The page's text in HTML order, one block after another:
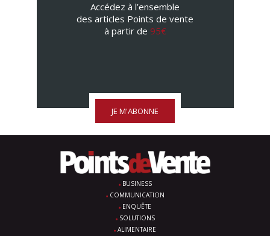
Accédez à l’ensemble
des articles Points de vente
à partir de 95€
JE M'ABONNE
BUSINESS
COMMUNICATION
ENQUÊTE
SOLUTIONS
ALIMENTAIRE